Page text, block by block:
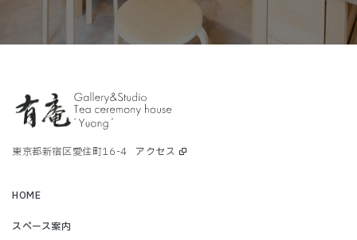
東京都新宿区愛住町16-4 アクセス
HOME
スペース案内